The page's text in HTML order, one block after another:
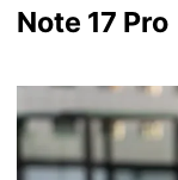
Note 17 Pro